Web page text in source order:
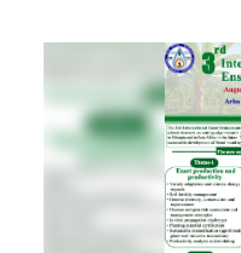
ADMINISTRATION
OFFICES